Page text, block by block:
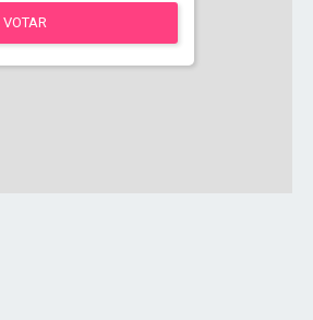
VOTAR